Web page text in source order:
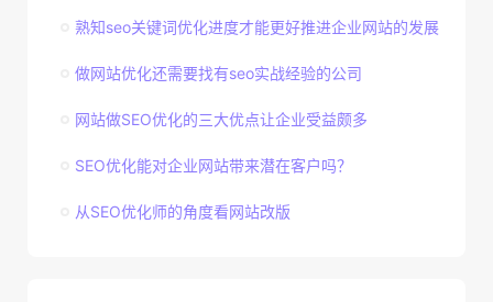
熟知seo关键词优化进度才能更好推进企业网站的发展
做网站优化还需要找有seo实战经验的公司
网站做SEO优化的三大优点让企业受益颇多
SEO优化能对企业网站带来潜在客户吗？
从SEO优化师的角度看网站改版